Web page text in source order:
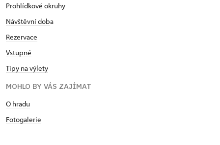
Prohlídkové okruhy
Návštěvní doba
Rezervace
Vstupné
Tipy na výlety
MOHLO BY VÁS ZAJÍMAT
O hradu
Fotogalerie